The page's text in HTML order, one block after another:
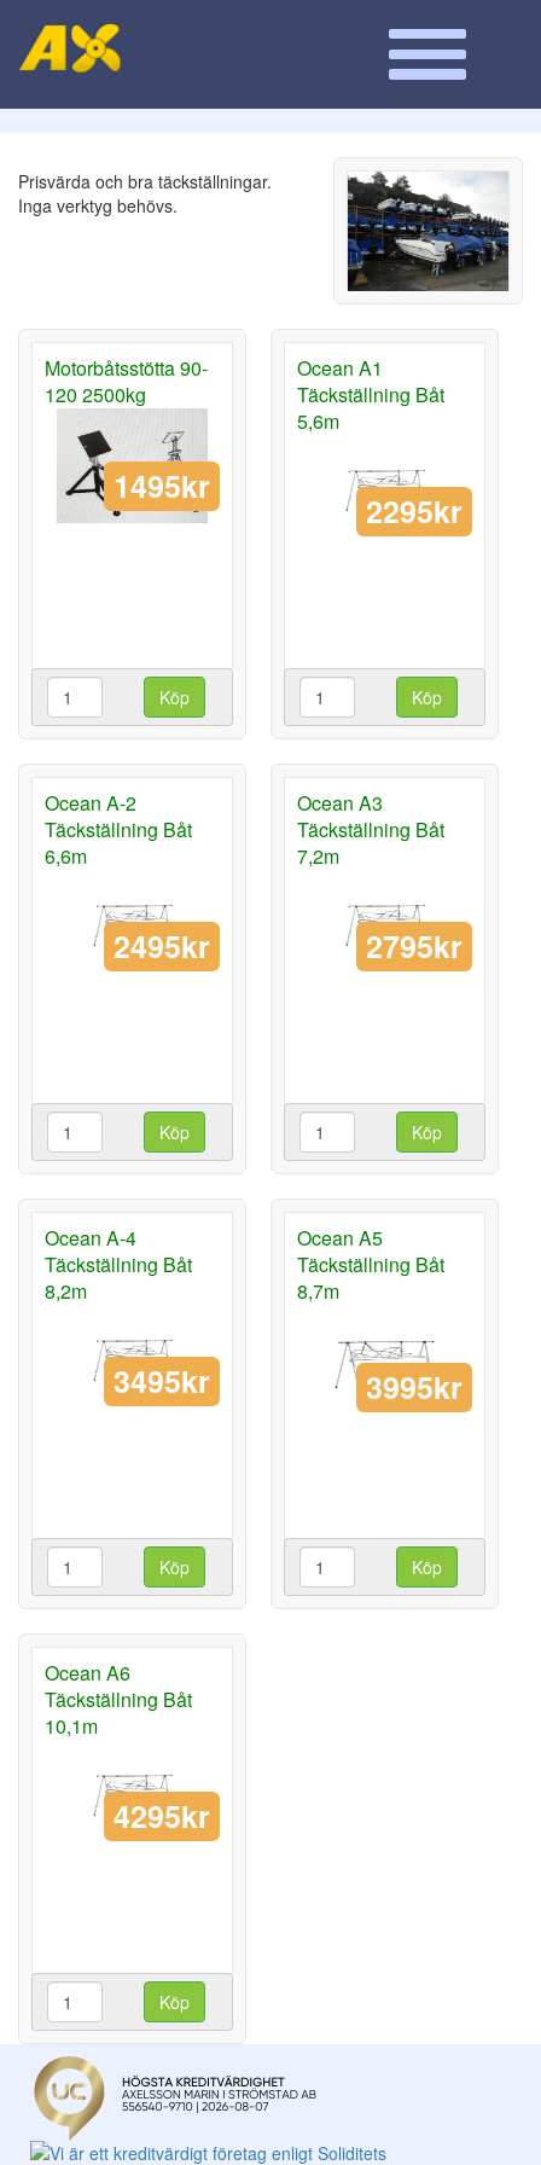
Prisvärda och bra täckställningar.
Inga verktyg behövs.
Motorbåtsstötta 90-
120 2500kg
1495kr
Köp
Ocean A1
Täckställning Båt
5,6m
2295kr
Köp
Ocean A-2
Täckställning Båt
6,6m
2495kr
Köp
Ocean A3
Täckställning Båt
7,2m
2795kr
Köp
Ocean A-4
Täckställning Båt
8,2m
3495kr
Köp
Ocean A5
Täckställning Båt
8,7m
3995kr
Köp
Ocean A6
Täckställning Båt
10,1m
4295kr
Köp